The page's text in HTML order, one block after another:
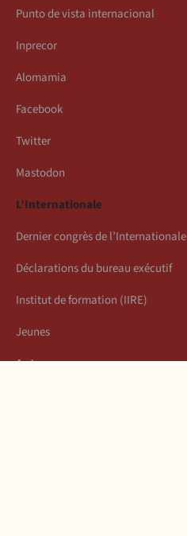
Punto de vista internacional
Inprecor
Alomamia
Facebook
Twitter
Mastodon
L’Internationale
Dernier congrès de l’Internationale
Déclarations du bureau exécutif
Institut de formation (IIRE)
Jeunes
Auteurs